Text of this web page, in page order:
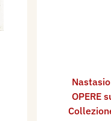
OPERE